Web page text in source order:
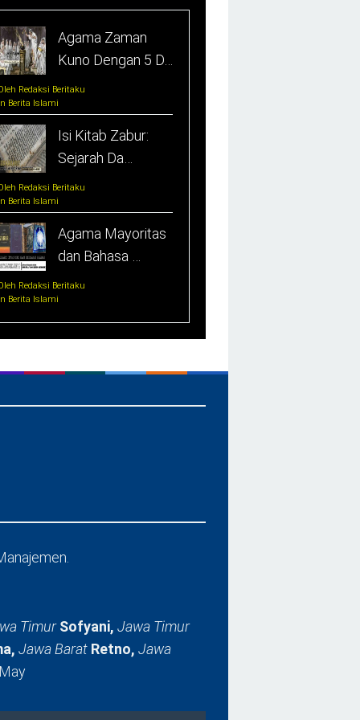
Agama Zaman
Kuno Dengan 5 D…
Redaksi Beritaku
Berita Islami
Isi Kitab Zabur:
Sejarah Da…
Redaksi Beritaku
Berita Islami
Agama Mayoritas
dan Bahasa …
Redaksi Beritaku
Berita Islami
TimurSofyani, Jawa Timur
Jawa Barat Retno, Jawa